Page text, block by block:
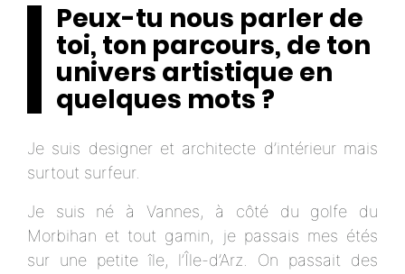
Peux-tu nous parler de
toi, ton parcours, de ton
univers artistique en
quelques mots ?
Je suis designer et architecte d’intérieur mais
surtout surfeur.
Je suis né à Vannes, à côté du golfe du
Morbihan et tout gamin, je passais mes étés
sur une petite île, l’Île-d’Arz. On passait des